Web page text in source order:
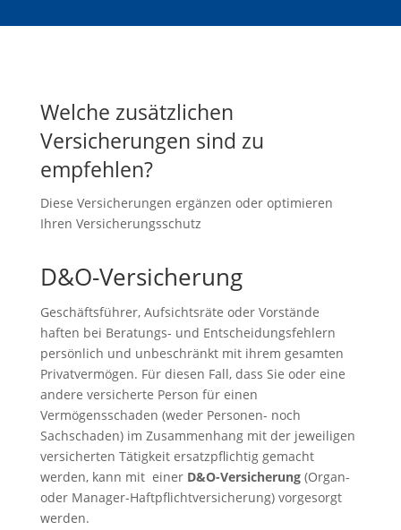
Welche zusätzlichen
Versicherungen sind zu
empfehlen?
Diese Versicherungen ergänzen oder optimieren
Ihren Versicherungsschutz
D&O-Versicherung
Geschäftsführer, Aufsichtsräte oder Vorstände
haften bei Beratungs- und Entscheidungsfehlern
persönlich und unbeschränkt mit ihrem gesamten
Privatvermögen. Für diesen Fall, dass Sie oder eine
andere versicherte Person für einen
Vermögensschaden (weder Personen- noch
Sachschaden) im Zusammenhang mit der jeweiligen
versicherten Tätigkeit ersatzpflichtig gemacht
werden, kann mit einer D&O-Versicherung(Organ-
oder Manager-Haftpflichtversicherung) vorgesorgt
werden.